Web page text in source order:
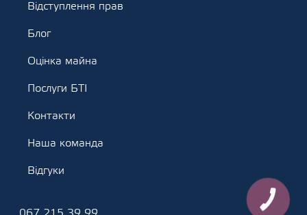
Відступлення прав
Блог
Оцінка майна
Послуги БТІ
Контакти
Наша команда
Відгуки
КНОПКА
ЗВ'ЯЗКУ